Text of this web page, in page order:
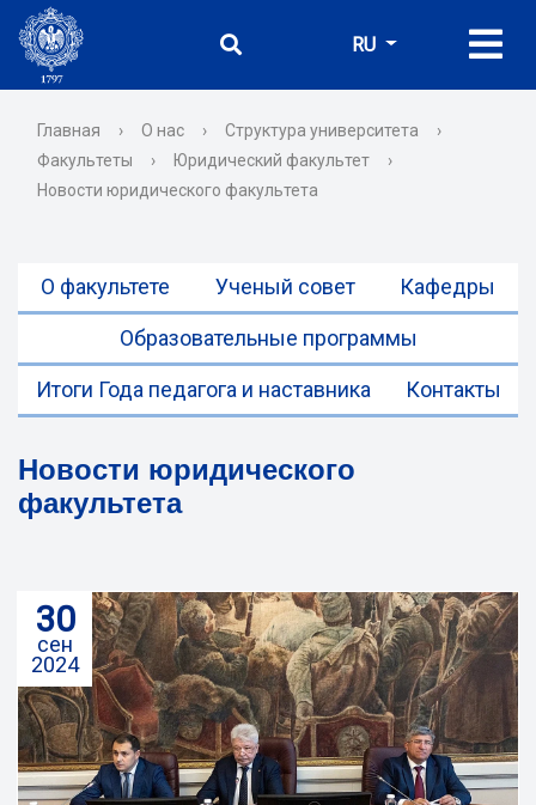
RU
Главная › О нас › Структура университета
›
Факультеты
› Юридический факультет
›
Новости юридического факультета
О факультете Ученый совет Кафедры
Образовательные программы
Итоги Года педагога и наставника Контакты
Новости юридического
факультета
30
сен
2024